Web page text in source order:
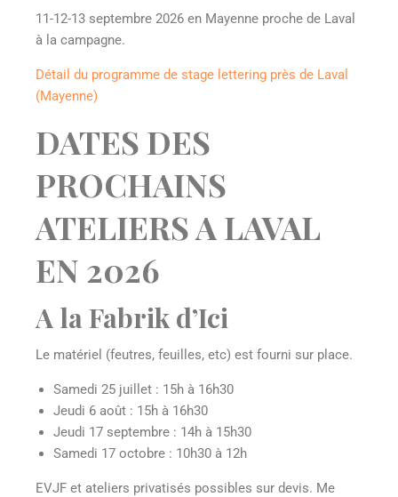
11-12-13 septembre 2026 en Mayenne proche de Laval
à la campagne.
Détail du programme de stage lettering près de Laval
(Mayenne)
DATES DES
PROCHAINS
ATELIERS A LAVAL
EN 2026
A la Fabrik d’Ici
Le matériel (feutres, feuilles, etc) est fourni sur place.
Samedi 25 juillet : 15h à 16h30
Jeudi 6 août : 15h à 16h30
Jeudi 17 septembre : 14h à 15h30
Samedi 17 octobre : 10h30 à 12h
EVJF et ateliers privatisés possibles sur devis. Me